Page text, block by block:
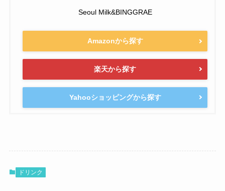
Seoul Milk&BINGGRAE
Amazonから探す
楽天から探す
Yahooショッピングから探す
ドリンク